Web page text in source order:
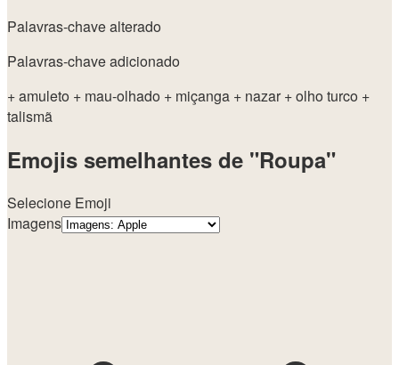
Palavras-chave alterado
Palavras-chave adicionado
+ amuleto + mau-olhado + miçanga + nazar + olho turco +
talismã
Emojis semelhantes de "Roupa"
Selecione Emoji
Imagens